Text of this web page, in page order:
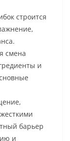
строится
смена
и
барьер
и